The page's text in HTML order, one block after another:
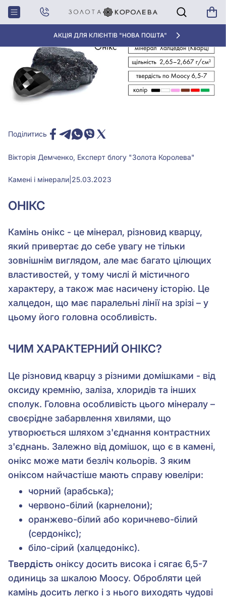
АКЦІЯ ДЛЯ КЛІЄНТІВ "НОВА ПОШТА"
Головна Блог Камені і мінерали Онікс – мінерал Халцедон (кварц)
Поділитись
Вікторія Демченко, Експерт блогу "Золота Королева"
Камені і мінерали 25.03.2023
ОНІКС
Камінь онікс - це мінерал, різновид кварцу,
який привертає до себе увагу не тільки
зовнішнім виглядом, але має багато цілющих
властивостей, у тому числі й містичного
характеру, а також має насичену історію. Це
халцедон, що має паралельні лінії на зрізі – у
цьому його головна особливість.
ЧИМ ХАРАКТЕРНИЙ ОНІКС?
Це різновид кварцу з різними домішками - від
оксиду кремнію, заліза, хлоридів та інших
сполук. Головна особливість цього мінералу –
своєрідне забарвлення хвилями, що
утворюється шляхом з'єднання контрастних
з'єднань. Залежно від домішок, що є в камені,
онікс може мати безліч кольорів. З яким
оніксом найчастіше мають справу ювеліри:
чорний (арабська);
червоно-білий (карнелони);
оранжево-білий або коричнево-білий
(сердонікс);
біло-сірий (халцедонікс).
Твердість оніксу досить висока і сягає 6,5-7
одиниць за шкалою Моосу. Обробляти цей
камінь досить легко і з нього виходять чудові